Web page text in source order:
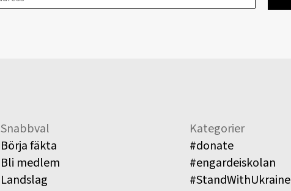
Snabbval
Börja fäkta
Bli medlem
Landslag
Kategorier
#donate
#engardeiskolan
#StandWithUkraine